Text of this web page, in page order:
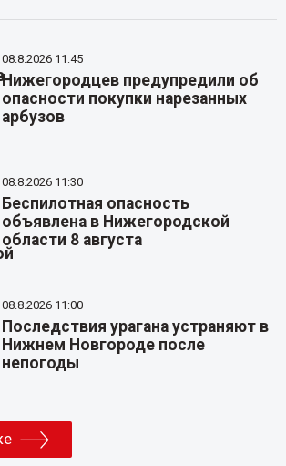
08.8.2026 11:45
Нижегородцев предупредили об
опасности покупки нарезанных
арбузов
08.8.2026 11:30
Беспилотная опасность
объявлена в Нижегородской
области 8 августа
08.8.2026 11:00
Последствия урагана устраняют в
Нижнем Новгороде после
непогоды